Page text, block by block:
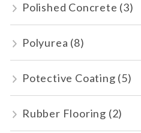
Polished Concrete (3)
Polyurea (8)
Potective Coating (5)
Rubber Flooring (2)